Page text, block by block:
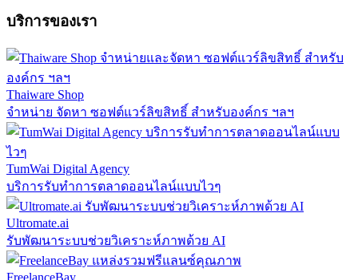
บริการของเรา
Thaiware Shop
จำหน่าย จัดหา ซอฟต์แวร์ลิขสิทธิ์ สำหรับองค์กร ฯลฯ
TumWai Digital Agency
บริการรับทำการตลาดออนไลน์แบบไวๆ
Ultromate.ai
รับพัฒนาระบบช่วยวิเคราะห์ภาพด้วย AI
FreelanceBay